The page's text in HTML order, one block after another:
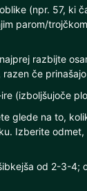
(npr. 57, ki
parom/
razbijte
če
(izboljšujoče
glede na to,
Izberite
od 2-3-4;